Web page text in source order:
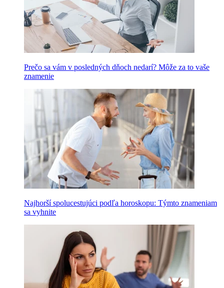
Prečo sa vám v posledných dňoch nedarí? Môže za to vaše
znamenie
Najhorší spolucestujúci podľa horoskopu: Týmto znameniam
sa vyhnite